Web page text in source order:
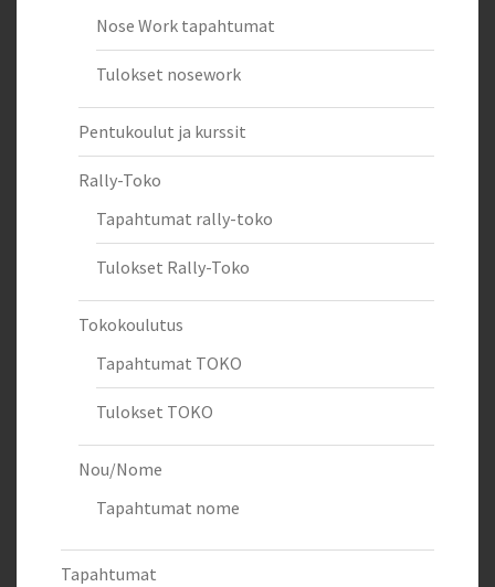
Nose Work tapahtumat
Tulokset nosework
Pentukoulut ja kurssit
Rally-Toko
Tapahtumat rally-toko
Tulokset Rally-Toko
Tokokoulutus
Tapahtumat TOKO
Tulokset TOKO
Nou/Nome
Tapahtumat nome
Tapahtumat